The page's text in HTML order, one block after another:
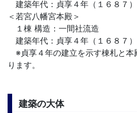
建築年代：貞享４年（１６８７）
＜若宮八幡宮本殿＞
１棟 構造：一間社流造
建築年代：貞享４年（１６８７）
※貞享４年の建立を示す棟札と本
ります。
建築の大体